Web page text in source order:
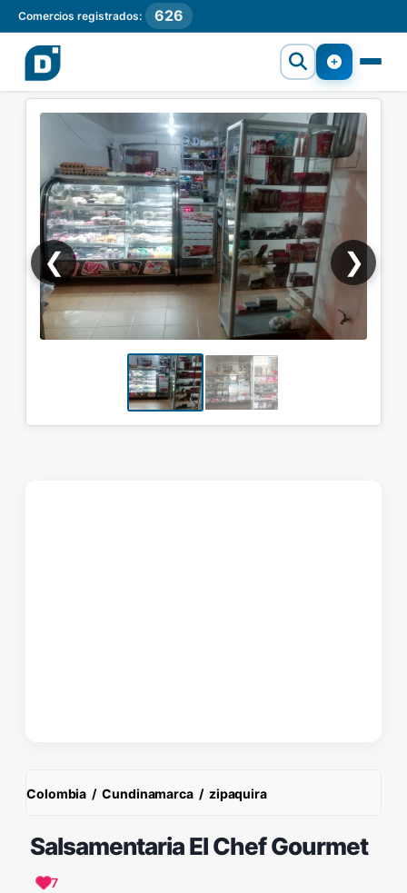
Comercios registrados: 626
❮ ❯
Colombia / Cundinamarca / zipaquira
Salsamentaria El Chef Gourmet
7